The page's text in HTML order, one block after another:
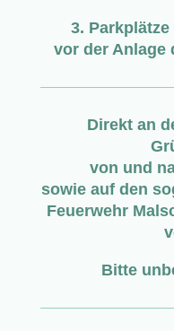
3.
vor der Anlage
Direkt an
von und
sowie auf den
Feuerwehr
Bitte